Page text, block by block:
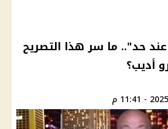
حد".. ما سر هذا التصريح
أديب؟